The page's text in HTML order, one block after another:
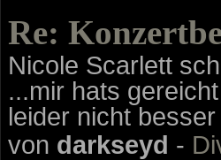
Re:
Nicole Scarlett
...mir hats
leider nicht
von darkseyd -